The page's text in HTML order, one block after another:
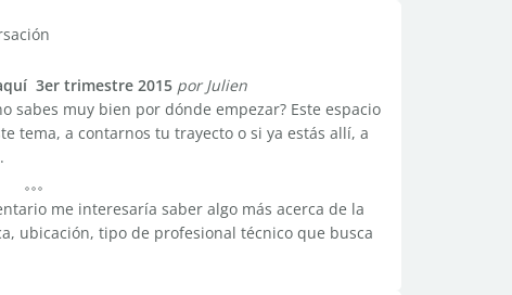
 3er trimestre 2015 por Julien
sabes muy bien por dónde empezar? Este espacio
tema, a contarnos tu trayecto o si ya estás allí, a
me interesaría saber algo más acerca de la
ubicación, tipo de profesional técnico que busca